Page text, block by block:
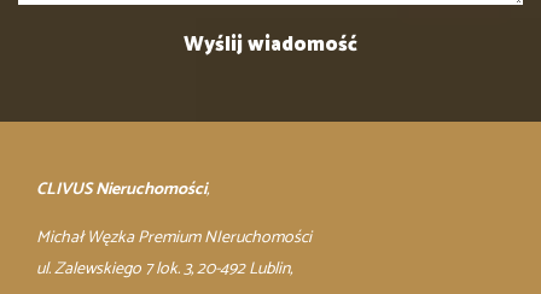
CLIVUS Nieruchomości,
Michał Węzka Premium NIeruchomości
ul. Zalewskiego 7 lok. 3, 20-492 Lublin,